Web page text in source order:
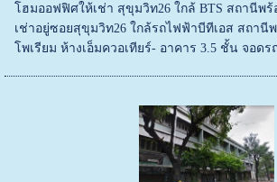
โฮมออฟฟิศให้เช่า สุขุมวิท26 ใกล้ BTS สถานีพ
เช่าอยู่ซอยสุขุมวิท26 ใกล้รถไฟฟ้าบีทีเอส สถานี
โพเรียม ห้างเอ็มควอเทียร์- อาคาร 3.5 ชั้น จอดร